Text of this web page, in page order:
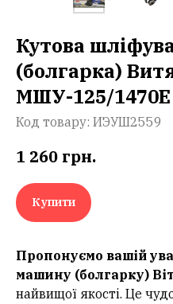
Кутова
(болгарка)
МШУ-125/1470Е
Код товару: ИЭУШ2559
1 260 грн.
Купити
Пропонуємо вашій
машину (болгарку)
найвищої якості. Це